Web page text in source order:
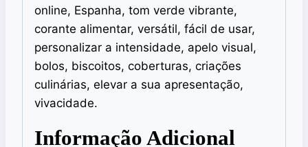
online, Espanha, tom verde vibrante,
corante alimentar, versátil, fácil de usar,
personalizar a intensidade, apelo visual,
bolos, biscoitos, coberturas, criações
culinárias, elevar a sua apresentação,
vivacidade.
Informação Adicional